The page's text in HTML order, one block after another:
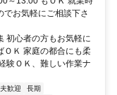
でお気軽にご相談下さ
初心者の方もお気軽に
ＯＫ 家庭の都合にも柔
験ＯＫ、難しい作業ナ
歓迎
長期